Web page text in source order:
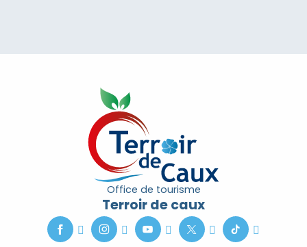
Office de tourisme
Terroir de caux